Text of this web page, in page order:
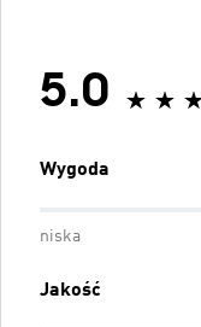
5.0
Wygoda
niska
Jakość